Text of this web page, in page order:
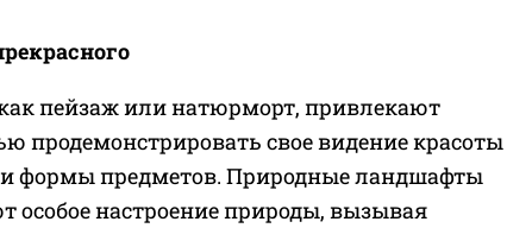
пейзаж или натюрморт, привлекают
продемонстрировать свое видение красоты
формы предметов. Природные ландшафты
особое настроение природы, вызывая